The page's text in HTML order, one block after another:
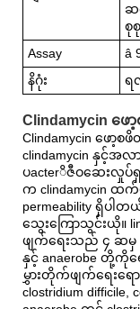
ဆ
စု
Assay â
နိဂုံး
ရ
Clindamycin ဖေ
Clindamycin ဖော့စ
clindamycin နှင့်အလ
ပacterိဇီဝဆေးလှု
က clindamycin ထက်
permeability ရှိပ
သွေးကြောသွင်းယို။
ဖျက်ရေးသည် ၄ ​​ဆမှ ၈
နှင့် anaerobe တို့ကိုရ
မွှားတိုက်ဖျက်ရေးရေ
clostridium difficile,